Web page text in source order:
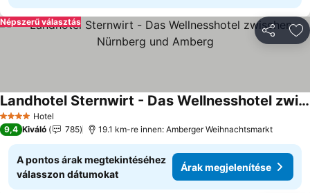
Népszerű választás
4 KategóriaHotel
Landhotel Sternwirt - Das Wellnesshotel zwischen Nürnberg und Amberg
Árak megjelenítése
9,4 Kiváló 785 19.1 km-re innen: Amberger Weihnachtsmarkt
A pontos árak megtekintéséhez
válasszon dátumokat
Árak megjelenítése